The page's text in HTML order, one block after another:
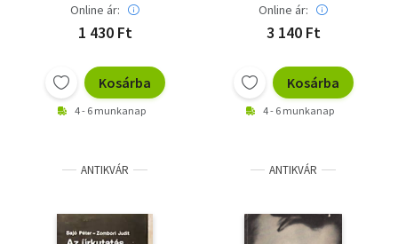
Online ár:
1 430 Ft
Kosárba
4 - 6 munkanap
Online ár:
3 140 Ft
Kosárba
4 - 6 munkanap
ANTIKVÁR ANTIKVÁR